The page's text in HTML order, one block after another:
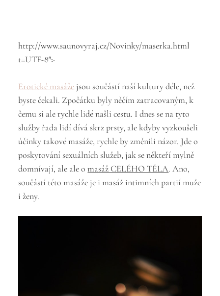
http://www.saunovyraj.cz/Novinky/maserka.html
t=UTF-8″>
Erotické masáže jsou součástí naší kultury déle, než
byste čekali. Zpočátku byly něčím zatracovaným, k
čemu si ale rychle lidé našli cestu. I dnes se na tyto
služby řada lidí dívá skrz prsty, ale kdyby vyzkoušeli
účinky takové masáže, rychle by změnili názor. Jde o
poskytování sexuálních služeb, jak se někteří mylně
domnívají, ale ale omasáž CELÉHO TĚLA. Ano,
součástí této masáže je i masáž intimních partií muže
i ženy.